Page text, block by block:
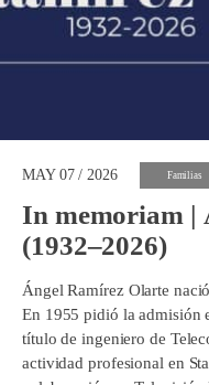
MAY 07 / 2026 Familias
In memoriam |
(1932–2026)
Ángel Ramírez Olarte
En 1955 pidió la admisión
título de ingeniero de
actividad profesional en